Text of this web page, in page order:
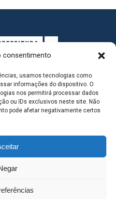
consentimento
usamos tecnologias como
informações do dispositivo. O
nos permitirá processar dados
ou IDs exclusivos neste site. Não
pode afetar negativamente certos
MUNICIPAL - Avenida